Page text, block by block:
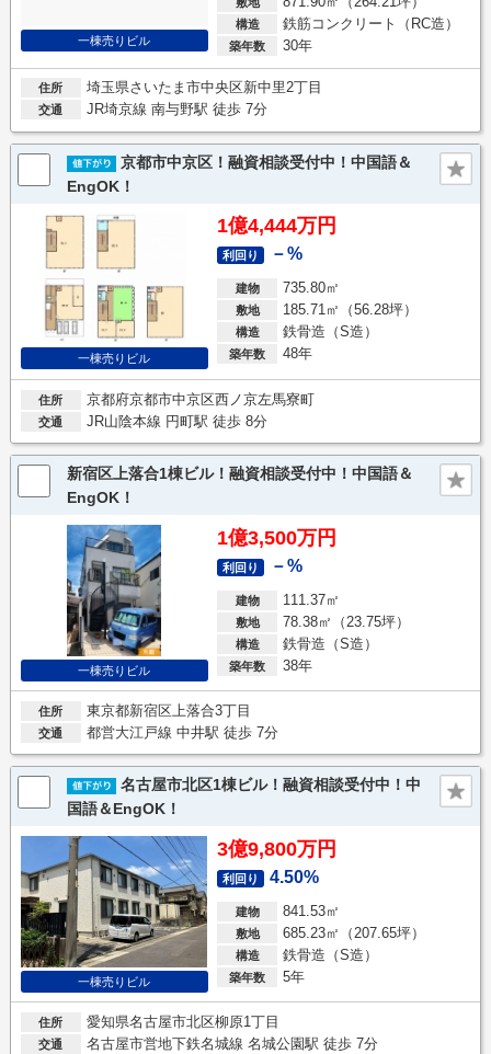
一棟売りビル
構造 鉄筋コンクリート（RC造）
築年数 30年
住所 埼玉県さいたま市中央区新中里2丁目
交通 JR埼京線 南与野駅 徒歩 7分
京都市中京区！融資相談受付中！中国語＆
EngOK！
一棟売りビル
1億4,444万円
利回り －%
建物 735.80㎡
敷地 185.71㎡（56.28坪）
構造 鉄骨造（S造）
築年数 48年
住所 京都府京都市中京区西ノ京左馬寮町
交通 JR山陰本線 円町駅 徒歩 8分
新宿区上落合1棟ビル！融資相談受付中！中国語＆
EngOK！
一棟売りビル
1億3,500万円
利回り －%
建物 111.37㎡
敷地 78.38㎡（23.75坪）
構造 鉄骨造（S造）
築年数 38年
住所 東京都新宿区上落合3丁目
交通 都営大江戸線 中井駅 徒歩 7分
名古屋市北区1棟ビル！融資相談受付中！中
国語＆EngOK！
一棟売りビル
3億9,800万円
利回り 4.50%
建物 841.53㎡
敷地 685.23㎡（207.65坪）
構造 鉄骨造（S造）
築年数 5年
住所 愛知県名古屋市北区柳原1丁目
交通 名古屋市営地下鉄名城線 名城公園駅 徒歩 7分